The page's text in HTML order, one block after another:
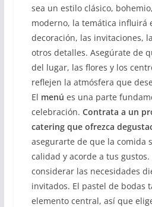
sea un estilo clásico,
moderno, la temática influirá
decoración, las invitaciones,
otros detalles. Asegúrate de
del lugar, las flores y los
reflejen la atmósfera que
El menú es una parte
celebración. Contrata a un
catering que ofrezca
asegurarte de que la comida
calidad y acorde a tus gustos.
considerar las necesidades
invitados. El pastel de bodas
elemento central, así que